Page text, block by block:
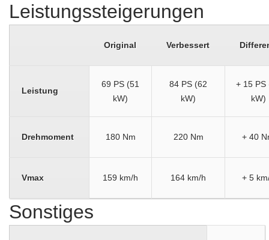
Leistungssteigerungen
Original Verbessert
Leistung
69 PS (51
kW)
84 PS (62
kW)
+ 15 PS
kW)
Drehmoment 180 Nm 220 Nm + 40
Vmax 159 km/h 164 km/h + 5
Sonstiges